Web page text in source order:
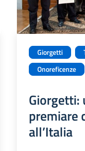
Giorgetti
Onoreficenze
Giorgetti:
premiare
all’Italia